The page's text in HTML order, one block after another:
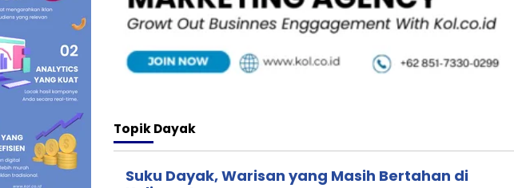
TopikDayak
Suku Dayak, Warisan yang Masih Bertahan di